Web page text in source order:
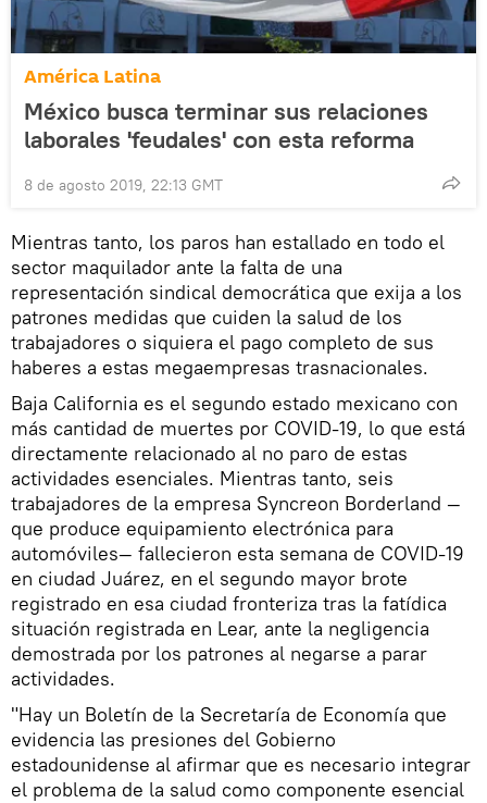
América Latina
México busca terminar sus relaciones
laborales 'feudales' con esta reforma
8 de agosto 2019, 22:13 GMT
Mientras tanto, los paros han estallado en todo el
sector maquilador ante la falta de una
representación sindical democrática que exija a los
patrones medidas que cuiden la salud de los
trabajadores o siquiera el pago completo de sus
haberes a estas megaempresas trasnacionales.
Baja California es el segundo estado mexicano con
más cantidad de muertes por COVID-19, lo que está
directamente relacionado al no paro de estas
actividades esenciales. Mientras tanto, seis
trabajadores de la empresa Syncreon Borderland —
que produce equipamiento electrónica para
automóviles— fallecieron esta semana de COVID-19
en ciudad Juárez, en el segundo mayor brote
registrado en esa ciudad fronteriza tras la fatídica
situación registrada en Lear, ante la negligencia
demostrada por los patrones al negarse a parar
actividades.
"Hay un Boletín de la Secretaría de Economía que
evidencia las presiones del Gobierno
estadounidense al afirmar que es necesario integrar
el problema de la salud como componente esencial